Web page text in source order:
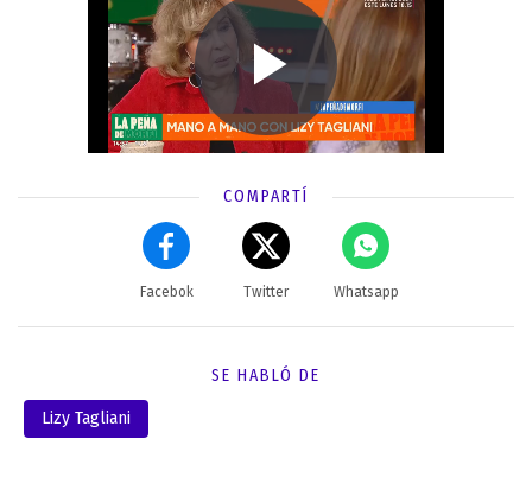
COMPARTÍ
Facebok Twitter Whatsapp
SE HABLÓ DE
Lizy Tagliani